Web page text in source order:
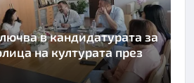
в кандидатурата за
на културата през